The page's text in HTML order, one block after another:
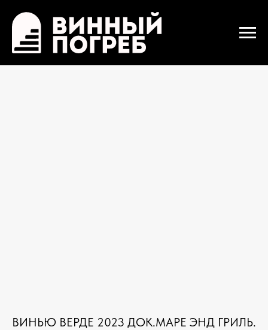
ВИНЬЮ ВЕРДЕ 2023 ДОК.МАРЕ ЭНД ГРИЛЬ.